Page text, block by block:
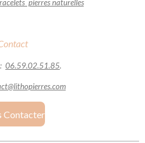
pierres naturelles
06.59.02.51.85.
Contacter